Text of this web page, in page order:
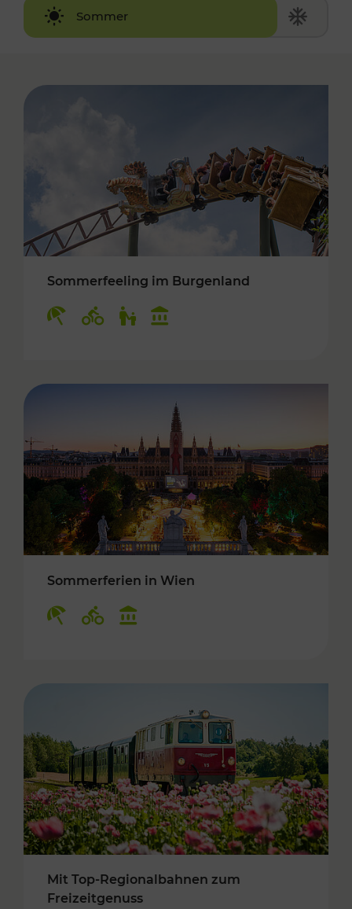
Sommer
Winter
Sommerfeeling im Burgenland
Sommerferien in Wien
Mit Top-Regionalbahnen zum
Freizeitgenuss